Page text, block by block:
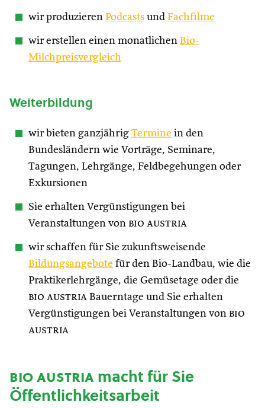
wir produzieren Podcasts und Fachfilme
wir erstellen einen monatlichen Bio-
Milchpreisvergleich
Weiterbildung
wir bieten ganzjährig Termine in den
Bundesländern wie Vorträge, Seminare,
Tagungen, Lehrgänge, Feldbegehungen oder
Exkursionen
Sie erhalten Vergünstigungen bei
Veranstaltungen von bio austria
wir schaffen für Sie zukunftsweisende
Bildungsangebote für den Bio-Landbau, wie die
Praktikerlehrgänge, die Gemüsetage oder die
bio austria Bauerntage und Sie erhalten
Vergünstigungen bei Veranstaltungen von bio
austria
bio austriamacht für Sie
Öffentlichkeitsarbeit